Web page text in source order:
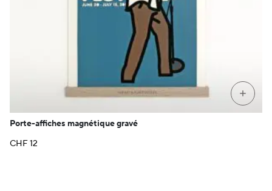
+
Porte-affiches magnétique gravé
CHF12